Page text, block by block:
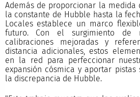
Además de proporcionar la medida
la constante de Hubble hasta la
Locales establece un marco
futuro. Con el surgimiento de
calibraciones mejoradas y
distancia adicionales, estos
en la red para perfeccionar
expansión cósmica y aportar
la discrepancia de Hubble.